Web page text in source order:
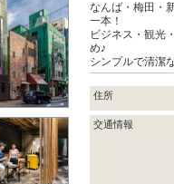
なんば・梅田・
一本！
ビジネス・観光
め♪
シンプルで清潔
住所
交通情報